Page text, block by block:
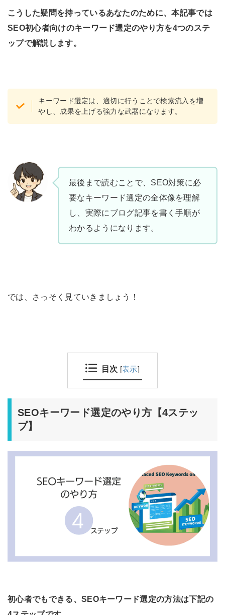
こうした疑問を持っているあなたのために、本記事では
SEO初心者向けのキーワード選定のやり方を4つのステ
ップで解説します。
キーワード選定は、適切に行うことで検索流入を増
やし、成果を上げる強力な武器になります。
最後まで読むことで、SEO対策に必
要なキーワード選定の全体像を理解
し、実際にブログ記事を書く手順が
わかるようになります。
では、さっそく見ていきましょう！
目次 [表示]
SEOキーワード選定のやり方【4ステッ
プ】
初心者でもできる、SEOキーワード選定の方法は下記の